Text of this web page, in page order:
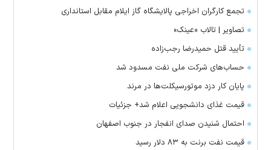
تجمع کارگران اخراجی پالایشگاه گاز ایلام مقابل استانداری
تصاویر | تالاب «عینک»
تأیید قتل حمیدرضا رجب‌زاده
حساب‌های شرکت ملی نفت مسدود شد
پایان کار دزد موتورسیکلت‌ها در مرند
قیمت غذای دانشجویی اعلام شد+ جزئیات
احتمال شنیدن صدای انفجار در جنوب اصفهان
قیمت نفت برنت به ۸۳ دلار رسید